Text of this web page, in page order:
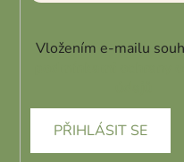
Vložením e-mailu
PŘIHLÁSIT SE